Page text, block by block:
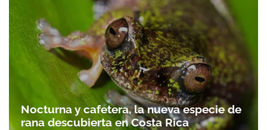
Nocturna y cafetera, la nueva especie de
rana descubierta en Costa Rica